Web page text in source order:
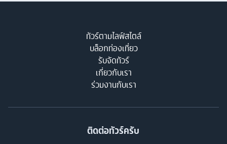
ทัวร์ตามไลฟ์สไตล์
บล็อกท่องเที่ยว
รับจัดทัวร์
เกี่ยวกับเรา
ร่วมงานกับเรา
ติดต่อทัวร์ครับ